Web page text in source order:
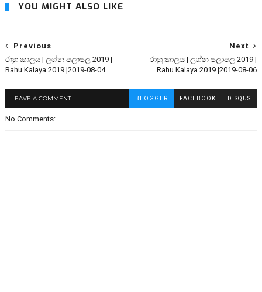
YOU MIGHT ALSO LIKE
Next
රාහු කාලය | ලග්න පලාපල 2019 |
Rahu Kalaya 2019 |2019-08-06
Previous
රාහු කාලය | ලග්න පලාපල 2019 |
Rahu Kalaya 2019 |2019-08-04
LEAVE A COMMENT BLOGGER FACEBOOK DISQUS
No Comments: